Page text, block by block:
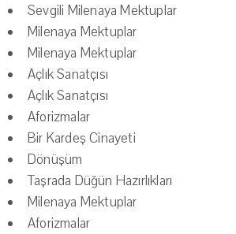
Sevgili Milenaya Mektuplar
Milenaya Mektuplar
Milenaya Mektuplar
Açlık Sanatçısı
Açlık Sanatçısı
Aforizmalar
Bir Kardeş Cinayeti
Dönüşüm
Taşrada Düğün Hazırlıkları
Milenaya Mektuplar
Aforizmalar